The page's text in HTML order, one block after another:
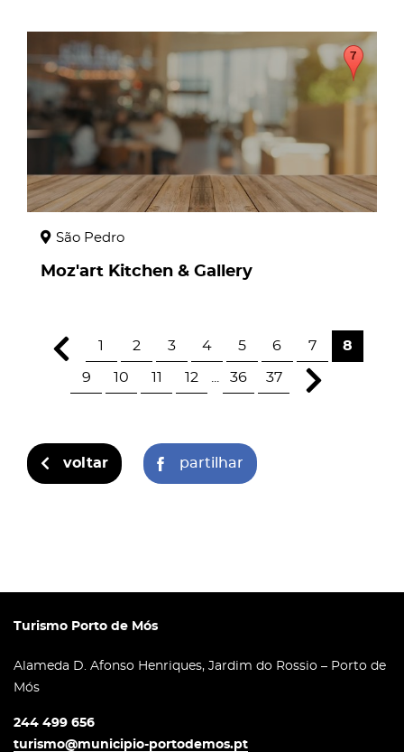
page
São Pedro
Moz'art Kitchen & Gallery
1 2 3 4 5 6 7 8
9 10 11 12 36 37
voltar partilhar
Turismo Porto de Mós
Alameda D. Afonso Henriques, Jardim do Rossio – Porto de
Mós
244 499 656
turismo@municipio-portodemos.pt